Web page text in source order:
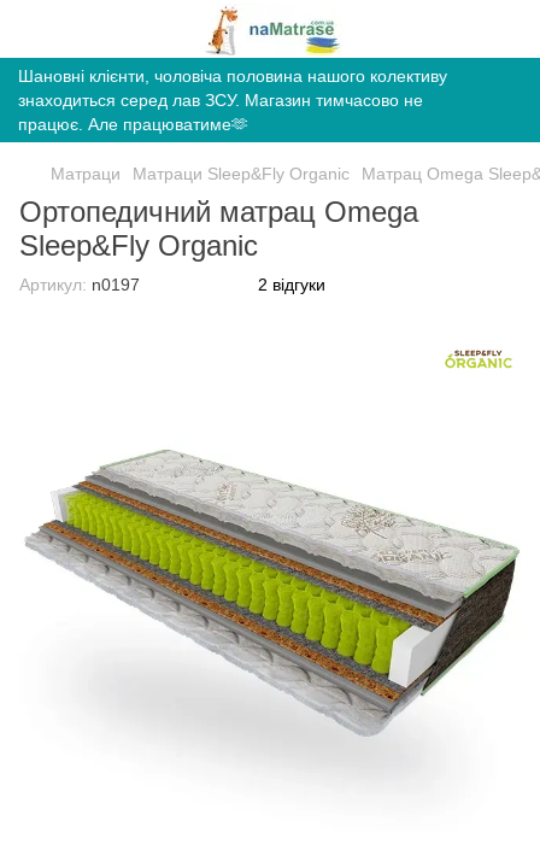
Шановні клієнти, чоловіча половина нашого колективу
знаходиться серед лав ЗСУ. Магазин тимчасово не
працює. Але працюватиме🫶
Матраци Матраци Sleep&Fly Organic Матрац Omega
Ортопедичний матрац Omega
Sleep&Fly Organic
Артикул: n0197 2 відгуки